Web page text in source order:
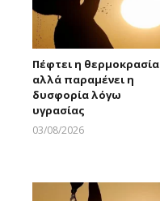
Πέφτει η θερμοκρασία
αλλά παραμένει η
δυσφορία λόγω
υγρασίας
03/08/2026